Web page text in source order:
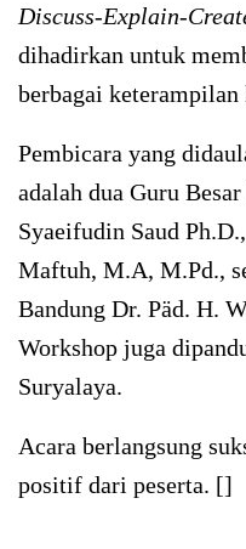
Discuss-Explain-
dihadirkan untuk
berbagai keterampilan
Pembicara yang
adalah dua Guru
Syaeifudin Saud
Maftuh, M.A, M.Pd.,
Bandung Dr. Päd. H.
Workshop juga
Suryalaya.
Acara berlangsung
positif dari peserta. []